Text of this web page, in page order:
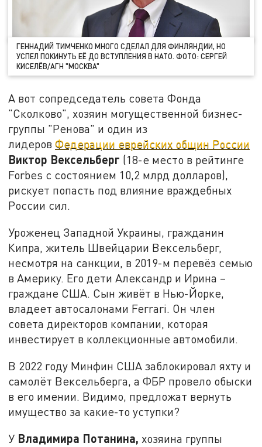
ГЕННАДИЙ ТИМЧЕНКО МНОГО СДЕЛАЛ ДЛЯ ФИНЛЯНДИИ, НО
УСПЕЛ ПОКИНУТЬ ЕЁ ДО ВСТУПЛЕНИЯ В НАТО. ФОТО: СЕРГЕЙ
КИСЕЛЁВ/АГН "МОСКВА"
А вот сопредседатель совета Фонда
"Сколково", хозяин могущественной бизнес-
группы "Ренова" и один из
лидеровФедерации еврейских общин России
Виктор Вексельберг (18-е место в рейтинге
Forbes с состоянием 10,2 млрд долларов),
рискует попасть под влияние враждебных
России сил.
Уроженец Западной Украины, гражданин
Кипра, житель Швейцарии Вексельберг,
несмотря на санкции, в 2019-м перевёз семью
в Америку. Его дети Александр и Ирина –
граждане США. Сын живёт в Нью-Йорке,
владеет автосалонами Ferrari. Он член
совета директоров компании, которая
инвестирует в коллекционные автомобили.
В 2022 году Минфин США заблокировал яхту и
самолёт Вексельберга, а ФБР провело обыски
в его имении. Видимо, предложат вернуть
имущество за какие-то уступки?
У Владимира Потанина, хозяина группы